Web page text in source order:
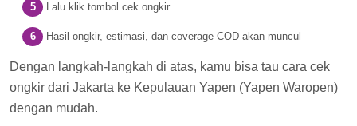
Lalu klik tombol cek ongkir
Hasil ongkir, estimasi, dan coverage COD akan muncul
Dengan langkah-langkah di atas, kamu bisa tau cara cek
ongkir dari Jakarta ke Kepulauan Yapen (Yapen Waropen)
dengan mudah.